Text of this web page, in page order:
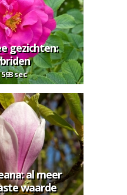
gezichten:
593 sec
al meer
waarde